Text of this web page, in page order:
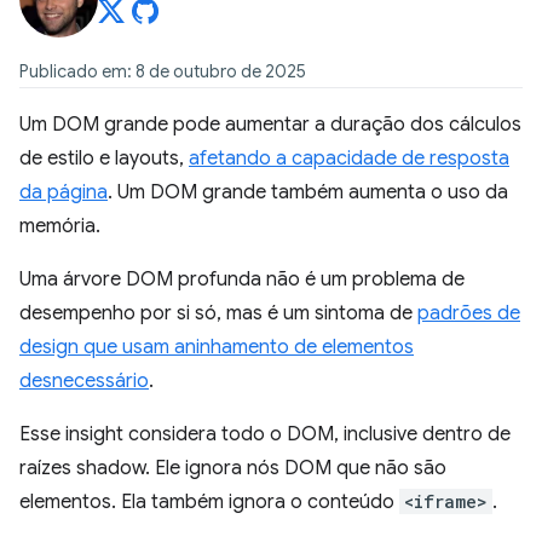
Publicado em: 8 de outubro de 2025
Um DOM grande pode aumentar a duração dos cálculos
de estilo e layouts, afetando a capacidade de resposta
da página. Um DOM grande também aumenta o uso da
memória.
Uma árvore DOM profunda não é um problema de
desempenho por si só, mas é um sintoma de padrões de
design que usam aninhamento de elementos
desnecessário.
Esse insight considera todo o DOM, inclusive dentro de
raízes shadow. Ele ignora nós DOM que não são
elementos. Ela também ignora o conteúdo <iframe> .